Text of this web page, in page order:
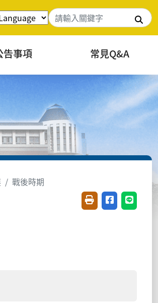
搜尋
告事項 常見Q&A
戰後時期
友善列印(開新視窗)
分享至臉書(
分享至